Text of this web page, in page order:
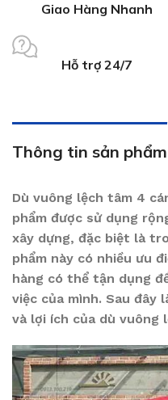
Giao Hàng Nhanh
Hỗ trợ 24/7
Thông tin sản phẩm
Dù vuông lệch tâm 4
phẩm được sử dụng
xây dựng, đặc biệt là
phẩm này có nhiều ưu
hàng có thể tận dụng
việc của mình. Sau đây
và lợi ích của dù vuông